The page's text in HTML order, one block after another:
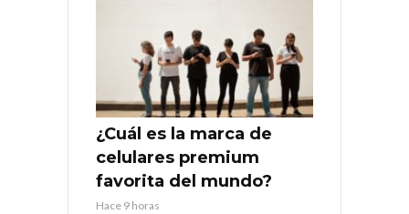
¿Cuál es la marca de
celulares premium
favorita del mundo?
Hace 9 horas